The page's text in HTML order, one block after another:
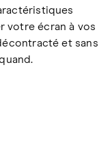
votre écran à vos
et sans